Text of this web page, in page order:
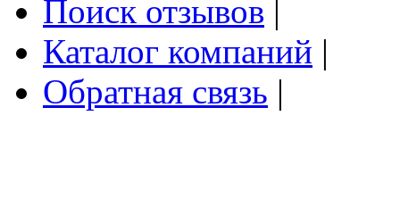
Поиск отзывов
Каталог компаний |
Обратная связь |